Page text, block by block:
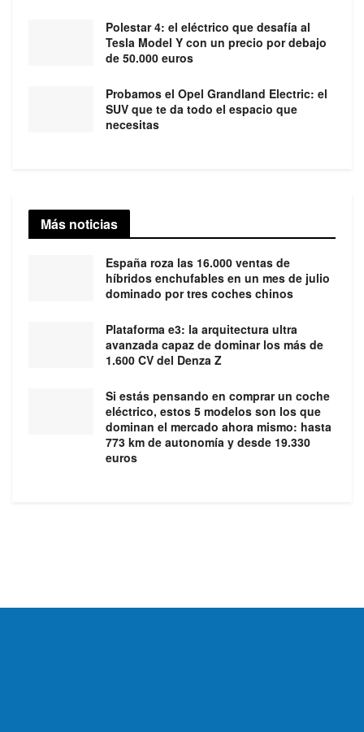
Polestar 4: el eléctrico que desafía al
Tesla Model Y con un precio por debajo
de 50.000 euros
Probamos el Opel Grandland Electric: el
SUV que te da todo el espacio que
necesitas
Más noticias
España roza las 16.000 ventas de
híbridos enchufables en un mes de julio
dominado por tres coches chinos
Plataforma e3: la arquitectura ultra
avanzada capaz de dominar los más de
1.600 CV del Denza Z
Si estás pensando en comprar un coche
eléctrico, estos 5 modelos son los que
dominan el mercado ahora mismo: hasta
773 km de autonomía y desde 19.330
euros